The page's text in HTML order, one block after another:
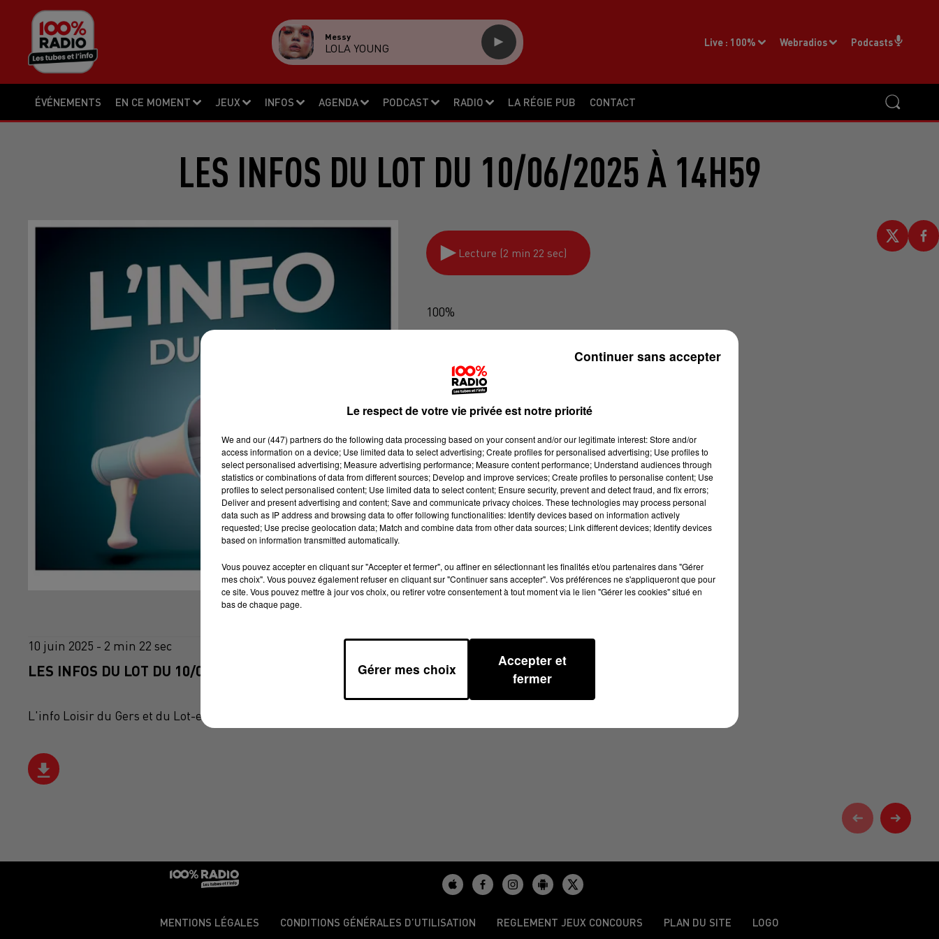
ÉVÉNEMENTS EN CE MOMENT JEUX INFOS AGENDA PODCAST RADIO LA RÉGIE PUB CONTACT
Live : 100% Webradios Podcasts
Messy
LOLA YOUNG
LES INFOS DU LOT DU 10/06/2025 À 14H59
Lecture (2 min 22 sec)
100%
10 juin 2025 - 2 min 22 sec
LES INFOS DU LOT DU 10/06/2025 À 14H59
L'info Loisir du Gers et du Lot-et-Garonne du 10/06/2025
MENTIONS LÉGALES CONDITIONS GÉNÉRALES D’UTILISATION REGLEMENT JEUX CONCOURS PLAN DU SITE LOGO
Le respect de votre vie privée est notre priorité
We and our (447) partnersdo the following data processing based on your consent and/or our legitimate interest: Store and/or
access information on a device; Use limited data to select advertising; Create profiles for personalised advertising; Use profiles to
select personalised advertising; Measure advertising performance; Measure content performance; Understand audiences through
statistics or combinations of data from different sources; Develop and improve services; Create profiles to personalise content; Use
profiles to select personalised content; Use limited data to select content; Ensure security, prevent and detect fraud, and fix errors;
Deliver and present advertising and content; Save and communicate privacy choices. These technologies may process personal
data such as IP address and browsing data to offer following functionalities: Identify devices based on information actively
requested; Use precise geolocation data; Match and combine data from other data sources; Link different devices; Identify devices
based on information transmitted automatically.
Vous pouvez accepter en cliquant sur "Accepter et fermer", ou affiner en sélectionnant les finalités et/ou partenaires dans "Gérer
mes choix". Vous pouvez également refuser en cliquant sur "Continuer sans accepter". Vos préférences ne s'appliqueront que pour
ce site. Vous pouvez mettre à jour vos choix, ou retirer votre consentement à tout moment via le lien "Gérer les cookies" situé en
bas de chaque page.
Gérer mes choix
Accepter et
fermer
Continuer sans accepter